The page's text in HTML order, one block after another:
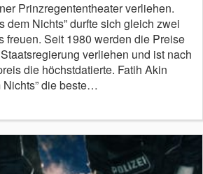
Prinzregententheater verliehen.
dem Nichts” durfte sich gleich zwei
freuen. Seit 1980 werden die Preise
verliehen und ist nach
die höchstdatierte. Fatih Akin
Nichts” die beste…